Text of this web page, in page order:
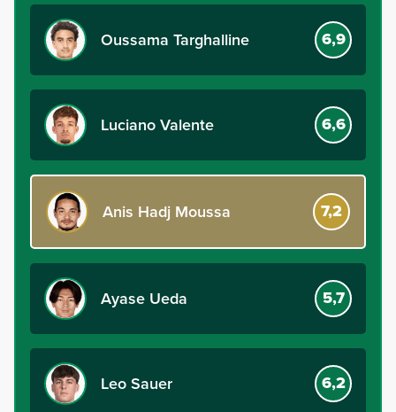
Oussama Targhalline 6,9
Luciano Valente 6,6
Anis Hadj Moussa 7,2
Ayase Ueda 5,7
Leo Sauer 6,2